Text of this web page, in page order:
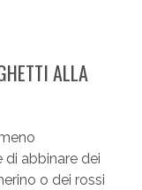
ALLA
abbinare dei
o dei rossi